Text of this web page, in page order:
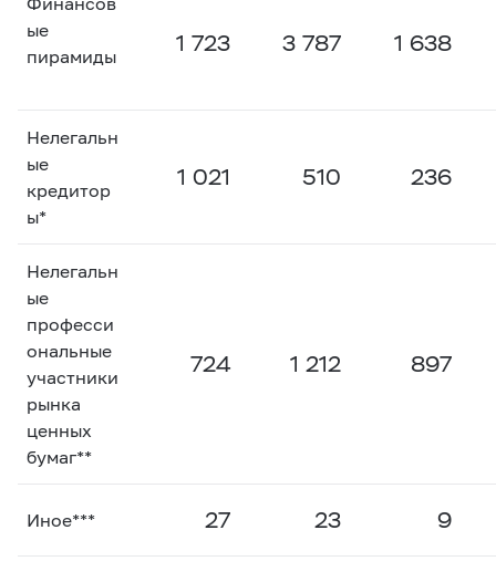
ые
пирамиды
1 723 3 787 1 638
Нелегальн
ые
кредитор
ы*
1 021 510 236
Нелегальн
ые
професси
ональные
участники
рынка
ценных
бумаг**
724 1 212 897
Иное*** 27 23 9